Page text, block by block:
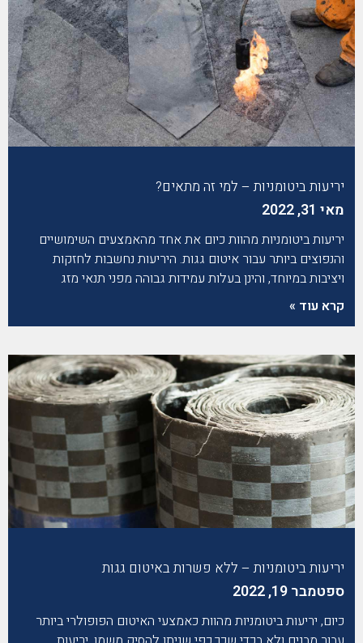
יריעות ביטומניות – למי זה מתאים?
מאי 31, 2022
יריעות ביטומניות מהוות כיום את אחד מהאמצעים השימושיים
והנפוצים ביותר עבור איטום גגות. היריעות נחשבות לחזקות
ויציבות במיוחד, והינן בעלות עמידות גבוהה מפני תנאי מזג
קרא עוד »
יריעות ביטומניות – ללא פשרות באיטום גגות
ספטמבר 19, 2022
כיום, יריעות ביטומניות מהוות כאמצעי האיטום הפופולרי ביותר